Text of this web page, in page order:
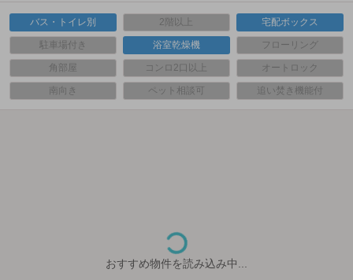
バス・トイレ別 2階以上 宅配ボックス
駐車場付き 浴室乾燥機 フローリング
角部屋 コンロ2口以上 オートロック
南向き ペット相談可 追い焚き機能付
おすすめ物件を読み込み中...